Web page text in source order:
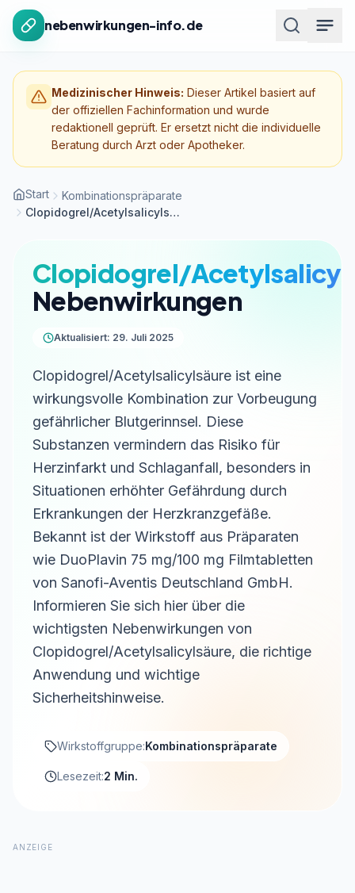
Zum Inhalt springen
nebenwirkungen-info.de
Medizinischer Hinweis: Dieser Artikel basiert auf
der offiziellen Fachinformation und wurde
redaktionell geprüft. Er ersetzt nicht die individuelle
Beratung durch Arzt oder Apotheker.
Start
Kombinationspräparate
Clopidogrel/Acetylsalicylsäure
Clopidogrel/
Nebenwirkungen
Aktualisiert: 29. Juli 2025
Clopidogrel/Acetylsalicylsäure ist eine
wirkungsvolle Kombination zur Vorbeugung
gefährlicher Blutgerinnsel. Diese
Substanzen vermindern das Risiko für
Herzinfarkt und Schlaganfall, besonders in
Situationen erhöhter Gefährdung durch
Erkrankungen der Herzkranzgefäße.
Bekannt ist der Wirkstoff aus Präparaten
wie DuoPlavin 75 mg/100 mg Filmtabletten
von Sanofi-Aventis Deutschland GmbH.
Informieren Sie sich hier über die
wichtigsten Nebenwirkungen von
Clopidogrel/Acetylsalicylsäure, die richtige
Anwendung und wichtige
Sicherheitshinweise.
Wirkstoffgruppe:Kombinationspräparate
Lesezeit:2 Min.
ANZEIGE